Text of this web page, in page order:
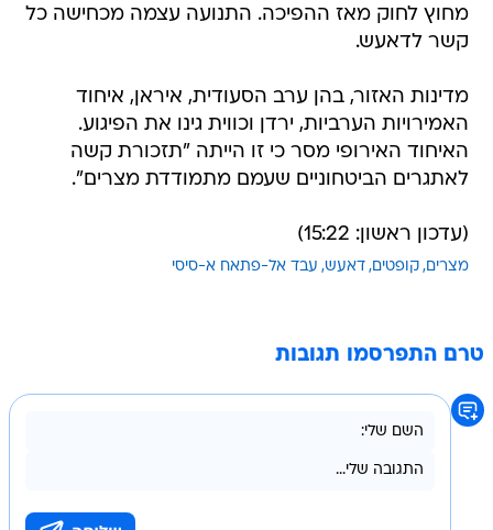
מחוץ לחוק מאז ההפיכה. התנועה עצמה מכחישה כל
קשר לדאעש.
מדינות האזור, בהן ערב הסעודית, איראן, איחוד
האמירויות הערביות, ירדן וכווית גינו את הפיגוע.
האיחוד האירופי מסר כי זו הייתה "תזכורת קשה
לאתגרים הביטחוניים שעמם מתמודדת מצרים".
(עדכון ראשון: 15:22)
מצרים קופטים דאעש עבד אל-פתאח א-סיסי
טרם התפרסמו תגובות